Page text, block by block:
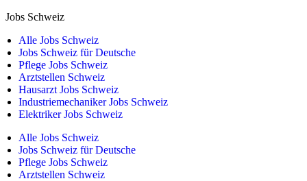
Jobs Schweiz
Alle Jobs Schweiz
Jobs Schweiz für Deutsche
Pflege Jobs Schweiz
Arztstellen Schweiz
Hausarzt Jobs Schweiz
Industriemechaniker Jobs Schweiz
Elektriker Jobs Schweiz
Alle Jobs Schweiz
Jobs Schweiz für Deutsche
Pflege Jobs Schweiz
Arztstellen Schweiz